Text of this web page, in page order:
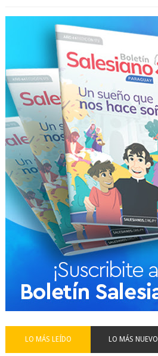
LO MÁS LEÍDO LO MÁS NUEVO